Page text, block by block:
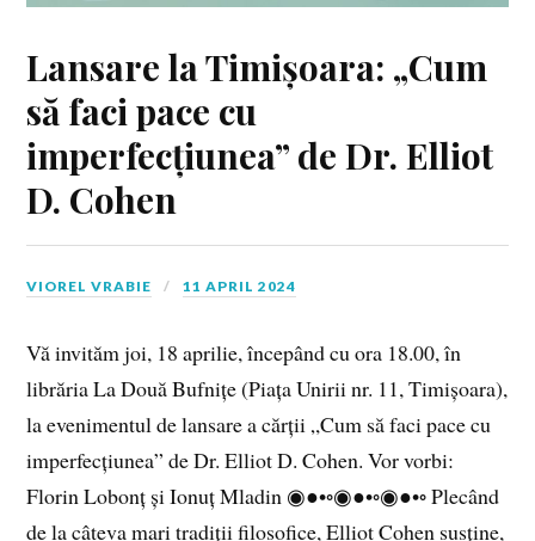
Lansare la Timișoara: „Cum
să faci pace cu
imperfecțiunea” de Dr. Elliot
D. Cohen
VIOREL VRABIE 11 APRIL 2024
Vă invităm joi, 18 aprilie, începând cu ora 18.00, în
librăria La Două Bufnițe (Piața Unirii nr. 11, Timișoara),
la evenimentul de lansare a cărții „Cum să faci pace cu
imperfecțiunea” de Dr. Elliot D. Cohen. Vor vorbi:
Florin Lobonț și Ionuț Mladin ◉●•◦◉●•◦◉●•◦ Plecând
de la câteva mari tradiții filosofice, Elliot Cohen susține,